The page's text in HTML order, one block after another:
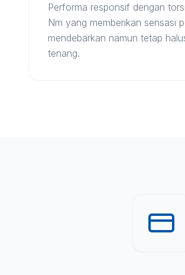
Performa responsif dengan
Nm yang memberikan sensasi
mendebarkan namun tetap
tenang.